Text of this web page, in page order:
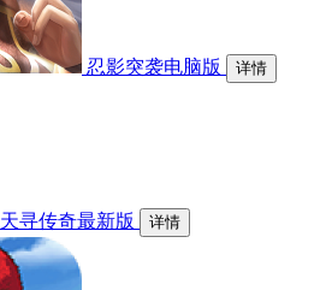
忍影突袭电脑版 详情
天寻传奇最新版 详情